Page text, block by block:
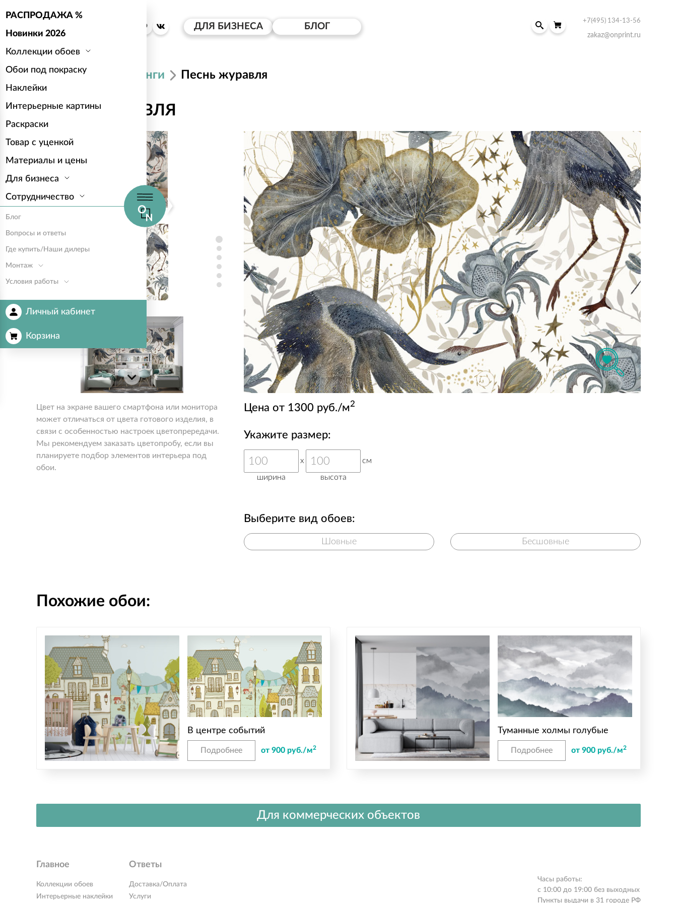
ДЛЯ БИЗНЕСА БЛОГ
+7(495) 134-13-56
zakaz@onprint.ru
РАСПРОДАЖА %
Новинки 2026
Коллекции обоев
Обои под покраску
Наклейки
Интерьерные картины
Раскраски
Товар с уценкой
Материалы и цены
Для бизнеса
Сотрудничество
Блог
Вопросы и ответы
Где купить/Наши дилеры
Монтаж
Условия работы
Личный кабинет
Корзина
Каталог Синги Песнь журавля
ПЕСНЬ ЖУРАВЛЯ
Цвет на экране вашего смартфона или монитора
может отличаться от цвета готового изделия, в
связи с особенностью настроек цветопрередачи.
Мы рекомендуем заказать цветопробу, если вы
планируете подбор элементов интерьера под
обои.
Цена от 1300 руб./м2
Укажите размер:
ширина
x
высота
см
Выберите вид обоев:
Шовные Бесшовные
Похожие обои:
В центре событий
Подробнее от 900 руб./м2
Туманные холмы голубые
Подробнее от 900 руб./м2
Для коммерческих объектов
Главное
Коллекции обоев
Интерьерные наклейки
Ответы
Доставка/Оплата
Услуги
Часы работы:
с 10:00 до 19:00 без выходных
Пункты выдачи в 31 городе РФ